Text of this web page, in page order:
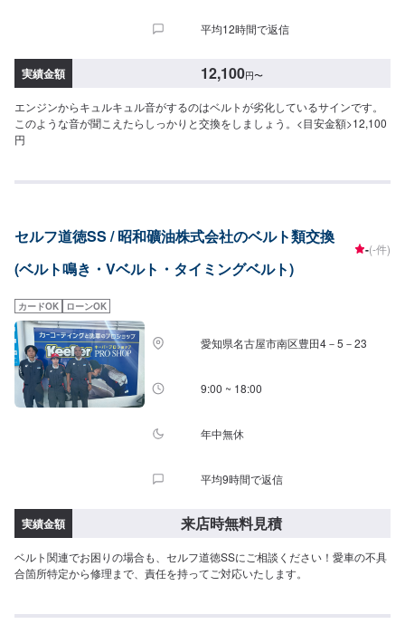
平均12時間で返信
実績金額 12,100円〜
エンジンからキュルキュル音がするのはベルトが劣化しているサインです。
このような音が聞こえたらしっかりと交換をしましょう。<目安金額>12,100
円
セルフ道徳SS / 昭和礦油株式会社のベルト類交換
(ベルト鳴き・Vベルト・タイミングベルト)
-(-件)
カードOK ローンOK
愛知県名古屋市南区豊田4－5－23
9:00 ~ 18:00
年中無休
平均9時間で返信
実績金額 来店時無料見積
ベルト関連でお困りの場合も、セルフ道徳SSにご相談ください！愛車の不具
合箇所特定から修理まで、責任を持ってご対応いたします。